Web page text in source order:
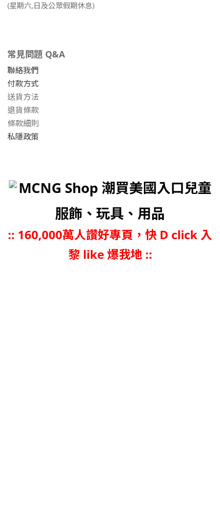
(星期六,日及公眾假期休息)
常見問題 Q&A
聯絡我們
付款方式
送貨方法
退貨條款
條款細則
私隱政策
MCNG Shop 潮買美國入口兒童
服飾、玩具、用品
:: 160,000萬人讚好專頁，快 D click 入
黎 like 爆我地 ::